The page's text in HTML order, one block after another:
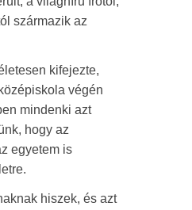
származik az
kifejezte,
végén
mindenki azt
hogy az
egyetem is
hiszek, és azt